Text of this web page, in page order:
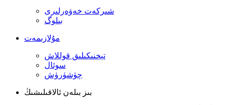
شىركەت خەۋەرلىرى
بىلوگ
مۇلازىمەت
تېخنىكىلىق قوللاش
سوئال
چۈشۈرۈش
بىز بىلەن ئالاقىلىشىڭ